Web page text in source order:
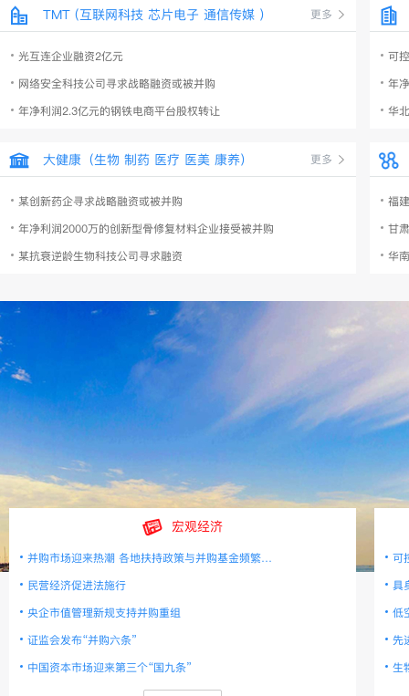
TMT (互联网科技 芯片电子 通信传媒 ） 更多
光互连企业融资2亿元
网络安全科技公司寻求战略融资或被并购
年净利润2.3亿元的钢铁电商平台股权转让
可
年
华
大健康（生物 制药 医疗 医美 康养） 更多
某创新药企寻求战略融资或被并购
年净利润2000万的创新型骨修复材料企业接受被并购
某抗衰逆龄生物科技公司寻求融资
福
甘
华
宏观经济
并购市场迎来热潮 各地扶持政策与并购基金频繁落地
民营经济促进法施行
央企市值管理新规支持并购重组
证监会发布“并购六条”
中国资本市场迎来第三个“国九条”
可
具
低
先
生